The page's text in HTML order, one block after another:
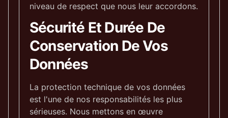
niveau de respect que nous leur accordons.
Sécurité Et Durée De
Conservation De Vos
Données
La protection technique de vos données
est l'une de nos responsabilités les plus
sérieuses. Nous mettons en œuvre